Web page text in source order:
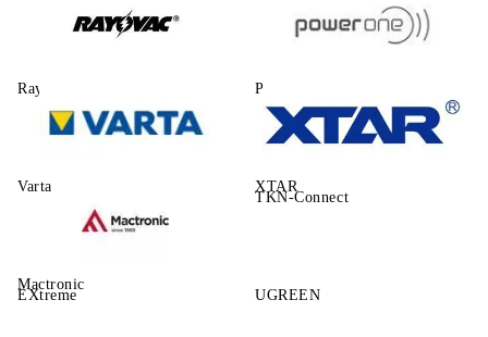
Rayovac Power One
Varta XTAR
Mactronic
TKN-Connect
EXtreme UGREEN